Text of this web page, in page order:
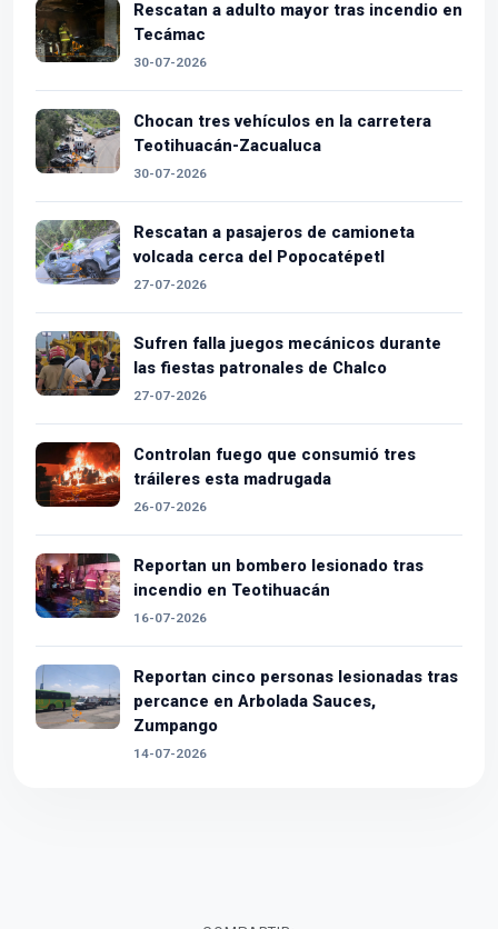
Rescatan a adulto mayor tras incendio en
Tecámac
30-07-2026
Chocan tres vehículos en la carretera
Teotihuacán-Zacualuca
30-07-2026
Rescatan a pasajeros de camioneta
volcada cerca del Popocatépetl
27-07-2026
Sufren falla juegos mecánicos durante
las fiestas patronales de Chalco
27-07-2026
Controlan fuego que consumió tres
tráileres esta madrugada
26-07-2026
Reportan un bombero lesionado tras
incendio en Teotihuacán
16-07-2026
Reportan cinco personas lesionadas tras
percance en Arbolada Sauces,
Zumpango
14-07-2026